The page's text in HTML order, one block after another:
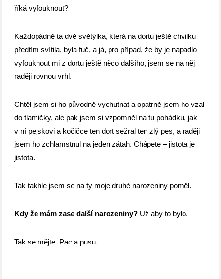
říká vyfouknout?
Každopádně ta dvě světýlka, která na dortu ještě chvilku
předtím svítila, byla fuč, a já, pro případ, že by je napadlo
vyfouknout mi z dortu ještě něco dalšího, jsem se na něj
raději rovnou vrhl.
Chtěl jsem si ho původně vychutnat a opatrně jsem ho vzal
do tlamičky, ale pak jsem si vzpomněl na tu pohádku, jak
v ní pejskovi a kočičce ten dort sežral ten zlý pes, a raději
jsem ho zchlamstnul na jeden zátah. Chápete – jistota je
jistota.
Tak takhle jsem se na ty moje druhé narozeniny poměl.
Kdy že mám zase další narozeniny? Už aby to bylo.
Tak se mějte. Pac a pusu,